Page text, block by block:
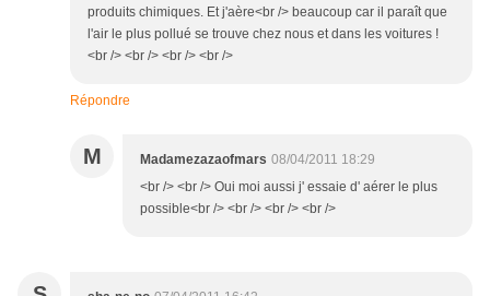
produits chimiques. Et j'aère<br /> beaucoup car il paraît que
l'air le plus pollué se trouve chez nous et dans les voitures !
<br /> <br /> <br /> <br />
Répondre
M Madamezazaofmars 08/04/2011 18:29
<br /> <br /> Oui moi aussi j' essaie d' aérer le plus
possible<br /> <br /> <br /> <br />